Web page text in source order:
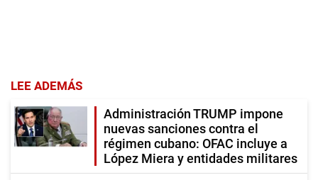
LEE ADEMÁS
Administración TRUMP impone
nuevas sanciones contra el
régimen cubano: OFAC incluye a
López Miera y entidades militares